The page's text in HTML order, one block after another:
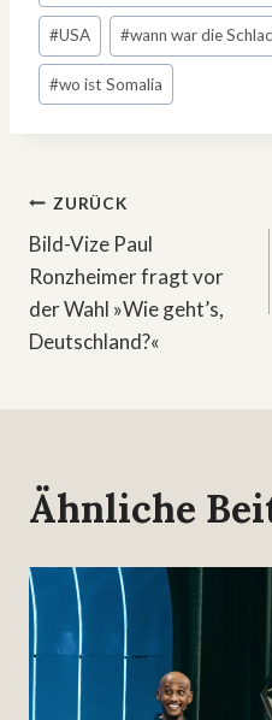
#USA #wann war die
#wo ist Somalia
ZURÜCK
Bild-Vize Paul
Ronzheimer fragt vor
der Wahl »Wie geht’s,
Deutschland?«
Ähnliche